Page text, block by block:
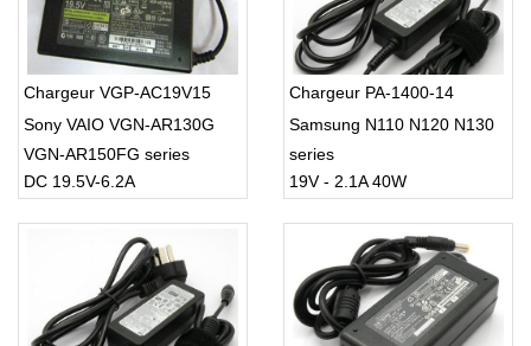
Chargeur VGP-AC19V15
Sony VAIO VGN-AR130G
VGN-AR150FG series
DC 19.5V-6.2A
Chargeur PA-1400-14
Samsung N110 N120 N130
series
19V - 2.1A 40W